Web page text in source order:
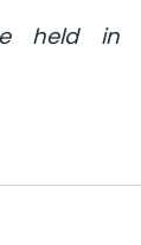
held in